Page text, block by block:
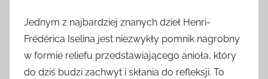
Jednym z najbardziej znanych dzieł Henri-
Frédérica Iselina jest niezwykły pomnik nagrobny
w formie reliefu przedstawiającego anioła, który
do dziś budzi zachwyt i skłania do refleksji. To